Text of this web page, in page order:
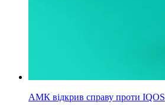
АМК відкрив справу проти IQOS